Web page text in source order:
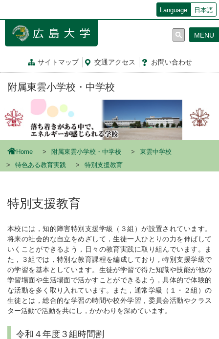
ン
Language 日本語
サイトマップ 交通アクセス お問い合わせ
MENU
附属東雲小学校・中学校
Home 附属東雲小学校・中学校
東雲中学校
特色ある教育実践
特別支援教育
特別支援教育
本校には，知的障害特別支援学級（３組）が設置されています。
将来の社会的な自立をめざして，生徒一人ひとりの力を伸ばして
いくことができるよう，日々の教育実践に取り組んでいます。ま
た，３組では，特別な教育課程を編成しており，特別支援学級で
の学習を基本としています。生徒が学習で得た知識や技能が他の
学習場面や生活場面で活かすことができるよう，具体的で体験的
な活動を多く取り入れています。また，通常学級（１・２組）の
生徒とは，総合的な学習の時間や校外学習，委員会活動やクラス
ター活動で活動を共にし，かかわりを深めています。
令和４年度３組時間割